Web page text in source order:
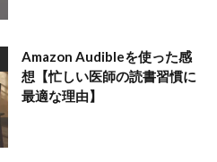
Amazon Audibleを使った感
想【忙しい医師の読書習慣に
最適な理由】